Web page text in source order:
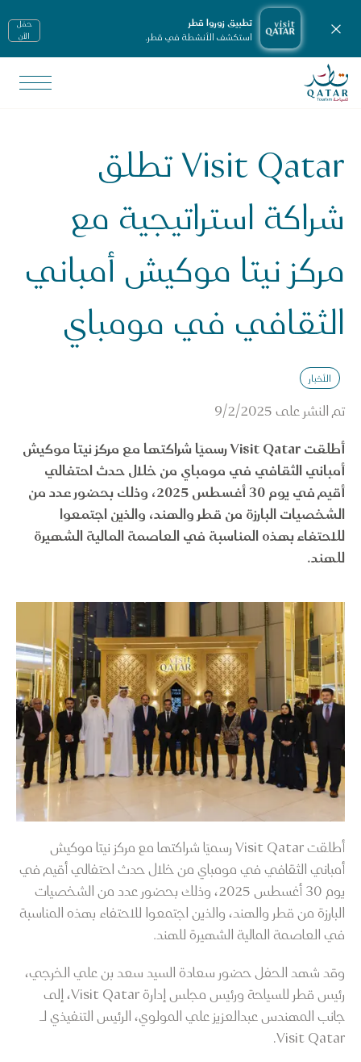
تطبيق زوروا قطر
استكشف الأنشطة في قطر.
حمّل
الأن
إغلاق الإشعارات
الصفحة الرئيسية لموقع VisitQatar
Visit Qatar تطلق شراكة استراتيجية مع مركز نيتا موكيش أمباني الثقافي في مومباي
Visit Qatar تطلق
شراكة استراتيجية مع
مركز نيتا موكيش أمباني
الثقافي في مومباي
الأخبار
تم النشر على 9/2/2025
أطلقت Visit Qatar رسميًا شراكتها مع مركز نيتا موكيش
أمباني الثقافي في مومباي من خلال حدث احتفالي
أقيم في يوم 30 أغسطس 2025، وذلك بحضور عدد من
الشخصيات البارزة من قطر والهند، والذين اجتمعوا
للاحتفاء بهذه المناسبة في العاصمة المالية الشهيرة
للهند.
أطلقت Visit Qatar رسميًا شراكتها مع مركز نيتا موكيش
أمباني الثقافي في مومباي من خلال حدث احتفالي أقيم في
يوم 30 أغسطس 2025، وذلك بحضور عدد من الشخصيات
البارزة من قطر والهند، والذين اجتمعوا للاحتفاء بهذه المناسبة
في العاصمة المالية الشهيرة للهند.
وقد شهد الحفل حضور سعادة السيد سعد بن علي الخرجي،
رئيس قطر للسياحة ورئيس مجلس إدارة Visit Qatar، إلى
جانب المهندس عبدالعزيز علي المولوي، الرئيس التنفيذي لـ
Visit Qatar.